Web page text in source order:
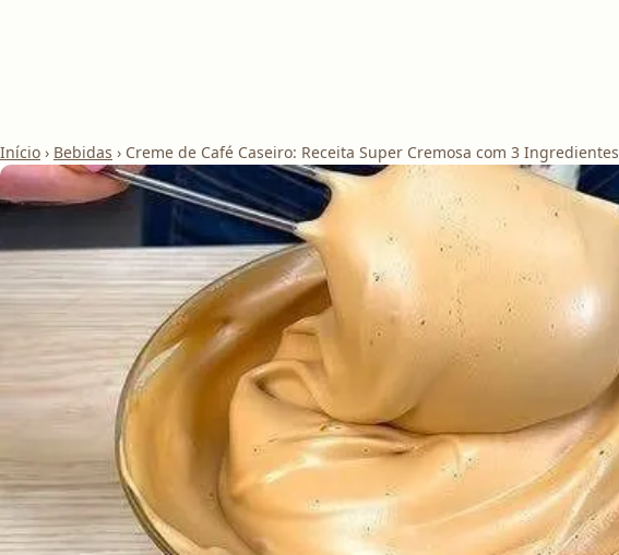
Início › Bebidas › Creme de Café Caseiro: Receita Super Cremosa com 3 Ingredientes